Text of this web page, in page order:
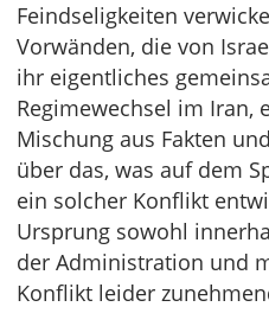
Feindseligkeiten
Vorwänden, die von
ihr eigentliches
Regimewechsel im Iran,
Mischung aus Fakten
über das, was auf dem
ein solcher Konflikt
Ursprung sowohl
der Administration und
Konflikt leider